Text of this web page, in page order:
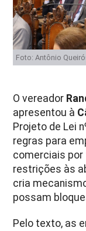
Foto: Antônio
O vereador
apresentou à
Projeto de Lei
regras para
comerciais por
restrições às
cria
possam
Pelo texto, as